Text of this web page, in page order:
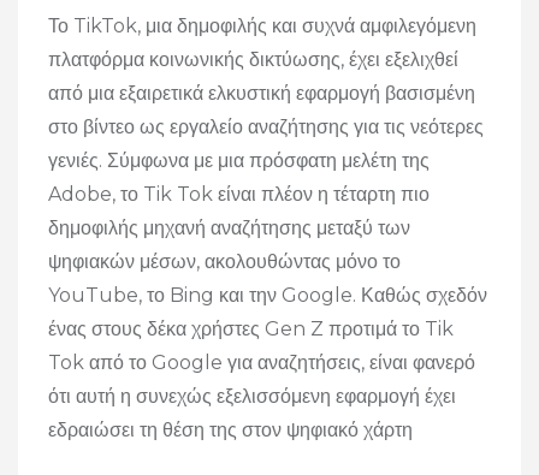
Το TikTok, μια δημοφιλής και συχνά αμφιλεγόμενη
πλατφόρμα κοινωνικής δικτύωσης, έχει εξελιχθεί
από μια εξαιρετικά ελκυστική εφαρμογή βασισμένη
στο βίντεο ως εργαλείο αναζήτησης για τις νεότερες
γενιές. Σύμφωνα με μια πρόσφατη μελέτη της
Adobe, το Tik Tok είναι πλέον η τέταρτη πιο
δημοφιλής μηχανή αναζήτησης μεταξύ των
ψηφιακών μέσων, ακολουθώντας μόνο το
YouTube, το Bing και την Google. Καθώς σχεδόν
ένας στους δέκα χρήστες Gen Z προτιμά το Tik
Tok από το Google για αναζητήσεις, είναι φανερό
ότι αυτή η συνεχώς εξελισσόμενη εφαρμογή έχει
εδραιώσει τη θέση της στον ψηφιακό χάρτη